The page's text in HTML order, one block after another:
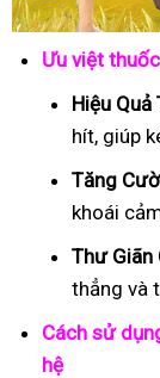
Ưu việt
Hiệu Quả
hít, giúp
Tăng
khoái
Thư Giãn
thẳng và
Cách sử
hệ